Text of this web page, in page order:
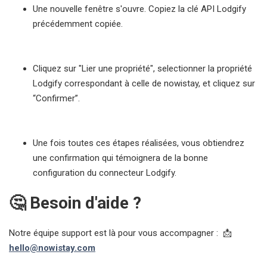
Une nouvelle fenêtre s'ouvre. Copiez la clé API Lodgify
précédemment copiée.
Cliquez sur "Lier une propriété", selectionner la propriété
Lodgify correspondant à celle de nowistay, et cliquez sur
“Confirmer”.
Une fois toutes ces étapes réalisées, vous obtiendrez
une confirmation qui témoignera de la bonne
configuration du connecteur Lodgify.
🤔 Besoin d'aide ?
Notre équipe support est là pour vous accompagner : 📩
hello@nowistay.com